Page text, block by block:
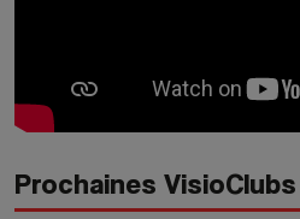
Prochaines VisioClubs